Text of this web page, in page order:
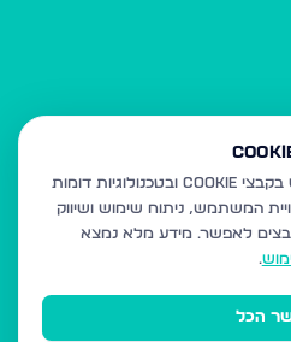
אתר רשות היחיד עושה שימוש בקבצי Cookie ובטכנולוגיות דומות
המשתמש, ניתוח שימוש ושיווק
קבצים לאפשר. מידע מלא נמצא
.
הכל